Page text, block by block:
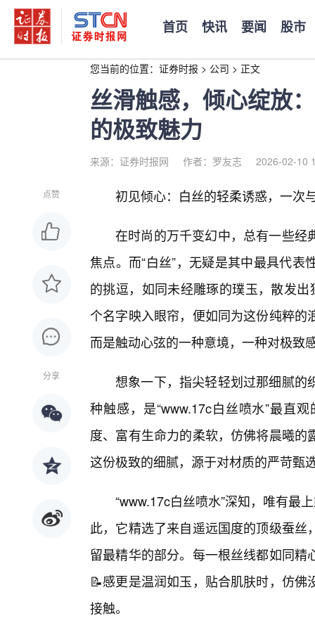
首页 快讯 要闻 股市
您当前的位置： 证券时报 > 公司 > 正文
丝滑触感，倾心绽放
的极致魅力
来源：证券时报网 作者：罗友志 2026-02-10
点赞
分享
初见倾心：白丝的轻柔诱惑，一次
在时尚的万千变幻中，总有一些经
焦点。而“白丝”，无疑是其中最具代
的挑逗，如同未经雕琢的璞玉，散发
个名字映入眼帘，便如同为这份纯粹
而是触动心弦的一种意境，一种对极致
想象一下，指尖轻轻划过那细腻的
种触感，是“www.17c白丝喷水”最直
度、富有生命力的柔软，仿佛将晨曦
这份极致的细腻，源于对材质的严苛甄
“www.17c白丝喷水”深知，唯有最
此，它精选了来自遥远国度的顶级蚕
留最精华的部分。每一根丝线都如同
📝感更是温润如玉，贴合肌肤时，仿
接触。